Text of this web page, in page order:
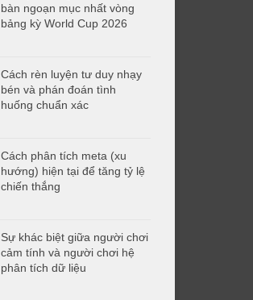
bàn ngoạn mục nhất vòng
bảng kỳ World Cup 2026
Cách rèn luyện tư duy nhạy
bén và phán đoán tình
huống chuẩn xác
Cách phân tích meta (xu
hướng) hiện tại để tăng tỷ lệ
chiến thắng
Sự khác biệt giữa người chơi
cảm tính và người chơi hệ
phân tích dữ liệu